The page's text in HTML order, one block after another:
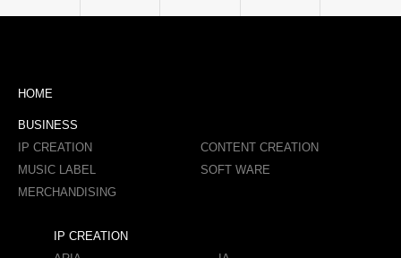
HOME
BUSINESS
IP CREATION
CONTENT CREATION
MUSIC LABEL
SOFT WARE
MERCHANDISING
IP CREATION